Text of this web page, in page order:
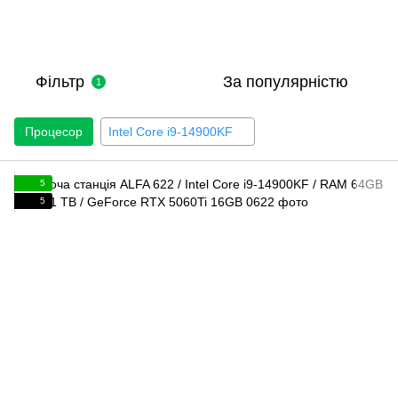
Фільтр 1 За популярністю
Процесор Intel Core i9-14900KF
5
5